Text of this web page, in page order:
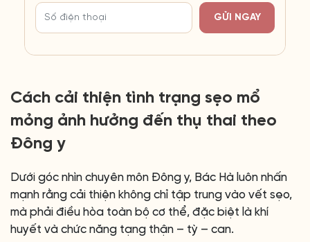
GỬI NGAY
Cách cải thiện tình trạng sẹo mổ
mỏng ảnh hưởng đến thụ thai theo
Đông y
Dưới góc nhìn chuyên môn Đông y, Bác Hà luôn nhấn
mạnh rằng cải thiện không chỉ tập trung vào vết sẹo,
mà phải điều hòa toàn bộ cơ thể, đặc biệt là khí
huyết và chức năng tạng thận – tỳ – can.